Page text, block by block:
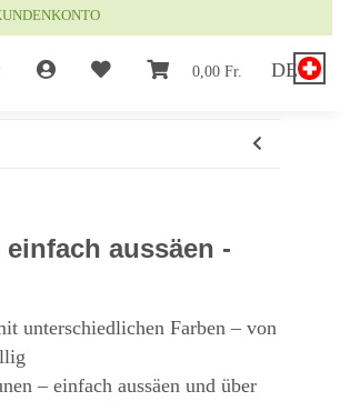
0,00 Fr. DE
aussäen -
unterschiedlichen Farben – von
– einfach aussäen und über